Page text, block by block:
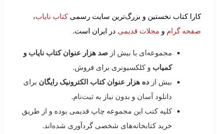
کارا کتاب نخستین و بزرگ‌ترین سایت رسمیکتاب نایاب،
صفحه گرام و مجلات قدیمی در ایران است.
مجموعه‌ای با بیش از صد هزار عنوان کتاب نایاب و
کمیاب و کلکسیونری برای فروش.
بیش از ده هزار عنوان کتاب الکترونیک رایگان برای
دانلود آسان و بدون نیاز به ثبت‌نام.
کلیه کتب این مجموعه چاپ قدیمی بوده و از طریق
خرید کتابخانه‌های شخصی گردآوری شده‌اند.